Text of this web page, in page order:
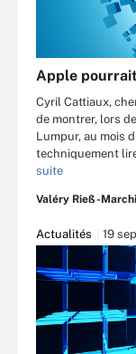
Apple
Cyril Cattiaux,
de montrer, lors
Lumpur, au mois
techniquement
suite
Valéry Rieß-
Actualités 19